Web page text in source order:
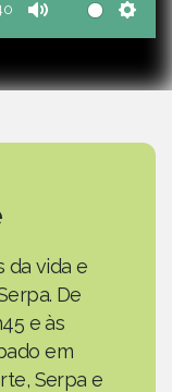
Mute
da vida e
De
e às
em
Serpa e